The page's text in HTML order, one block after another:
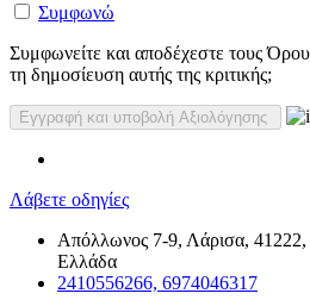
Συμφωνώ
Συμφωνείτε και αποδέχεστε τους
τη δημοσίευση αυτής της κριτικής;
Λάβετε οδηγίες
Απόλλωνος 7-9, Λάρισα,
Ελλάδα
2410556266, 6974046317